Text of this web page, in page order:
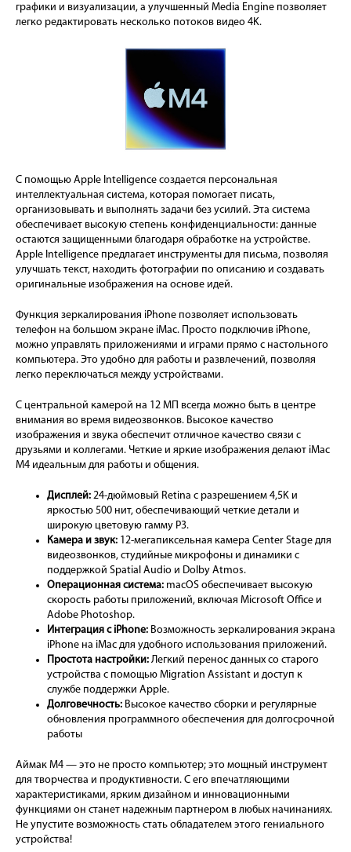
графики и визуализации, а улучшенный Media Engine позволяет
легко редактировать несколько потоков видео 4K.
С помощью Apple Intelligence создается персональная
интеллектуальная система, которая помогает писать,
организовывать и выполнять задачи без усилий. Эта система
обеспечивает высокую степень конфиденциальности: данные
остаются защищенными благодаря обработке на устройстве.
Apple Intelligence предлагает инструменты для письма, позволяя
улучшать текст, находить фотографии по описанию и создавать
оригинальные изображения на основе идей.
Функция зеркалирования iPhone позволяет использовать
телефон на большом экране iMac. Просто подключив iPhone,
можно управлять приложениями и играми прямо с настольного
компьютера. Это удобно для работы и развлечений, позволяя
легко переключаться между устройствами.
С центральной камерой на 12 МП всегда можно быть в центре
внимания во время видеозвонков. Высокое качество
изображения и звука обеспечит отличное качество связи с
друзьями и коллегами. Четкие и яркие изображения делают iMac
M4 идеальным для работы и общения.
Дисплей: 24-дюймовый Retina с разрешением 4,5K и
яркостью 500 нит, обеспечивающий четкие детали и
широкую цветовую гамму P3.
Камера и звук: 12-мегапиксельная камера Center Stage для
видеозвонков, студийные микрофоны и динамики с
поддержкой Spatial Audio и Dolby Atmos.
Операционная система: macOS обеспечивает высокую
скорость работы приложений, включая Microsoft Office и
Adobe Photoshop.
Интеграция с iPhone: Возможность зеркалирования экрана
iPhone на iMac для удобного использования приложений.
Простота настройки: Легкий перенос данных со старого
устройства с помощью Migration Assistant и доступ к
службе поддержки Apple.
Долговечность: Высокое качество сборки и регулярные
обновления программного обеспечения для долгосрочной
работы
Аймак М4 — это не просто компьютер; это мощный инструмент
для творчества и продуктивности. С его впечатляющими
характеристиками, ярким дизайном и инновационными
функциями он станет надежным партнером в любых начинаниях.
Не упустите возможность стать обладателем этого гениального
устройства!